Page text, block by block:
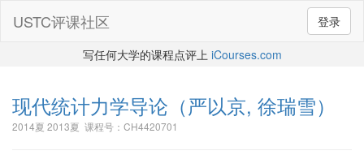
登录
USTC评课社区
写任何大学的课程点评上 iCourses.com
现代统计力学导论 （严以京, 徐瑞雪）
2014夏 2013夏 课程号：CH4420701